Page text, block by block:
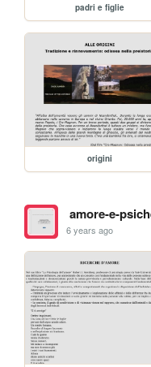
padri e figlie
origini
amore-e-
6 years ago